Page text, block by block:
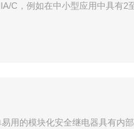
C，例如在中小型应用中具有2
用的模块化安全继电器具有内